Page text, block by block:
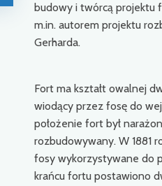
budowy i twórcą projektu
m.in. autorem projektu
Gerharda.
Fort ma kształt owalnej
wiodący przez fosę do
położenie fort był
rozbudowywany. W 1881
fosy wykorzystywane do
krańcu fortu postawiono